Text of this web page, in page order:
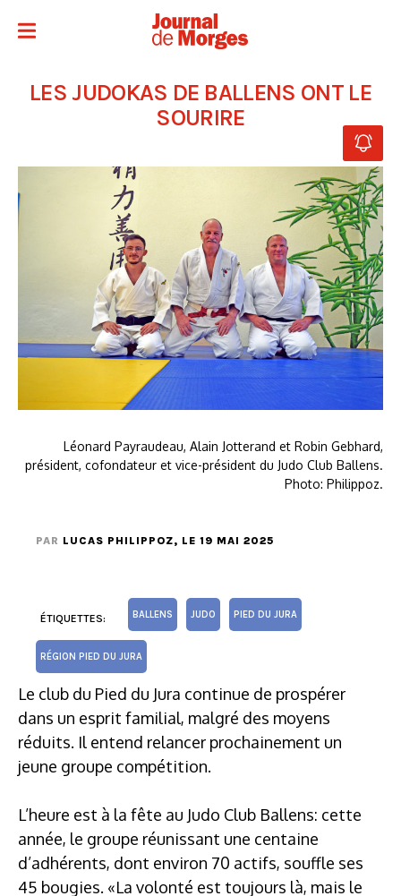
LES JUDOKAS DE BALLENS ONT LE
SOURIRE
Léonard Payraudeau, Alain Jotterand et Robin Gebhard,
président, cofondateur et vice-président du Judo Club Ballens.
Photo: Philippoz.
PAR LUCAS PHILIPPOZ, LE 19 MAI 2025
ÉTIQUETTES: BALLENS JUDO PIED DU JURA
RÉGION PIED DU JURA
Le club du Pied du Jura continue de prospérer
dans un esprit familial, malgré des moyens
réduits. Il entend relancer prochainement un
jeune groupe compétition.
L’heure est à la fête au Judo Club Ballens: cette
année, le groupe réunissant une centaine
d’adhérents, dont environ 70 actifs, souffle ses
45 bougies. «La volonté est toujours là, mais le